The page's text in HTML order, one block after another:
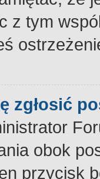
z tym
zgłosić
obok
przycisk